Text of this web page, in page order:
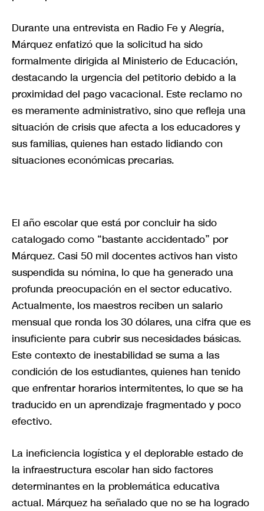
Durante una entrevista en Radio Fe y Alegría,
Márquez enfatizó que la solicitud ha sido
formalmente dirigida al Ministerio de Educación,
destacando la urgencia del petitorio debido a la
proximidad del pago vacacional. Este reclamo no
es meramente administrativo, sino que refleja una
situación de crisis que afecta a los educadores y
sus familias, quienes han estado lidiando con
situaciones económicas precarias.
El año escolar que está por concluir ha sido
catalogado como “bastante accidentado” por
Márquez. Casi 50 mil docentes activos han visto
suspendida su nómina, lo que ha generado una
profunda preocupación en el sector educativo.
Actualmente, los maestros reciben un salario
mensual que ronda los 30 dólares, una cifra que es
insuficiente para cubrir sus necesidades básicas.
Este contexto de inestabilidad se suma a las
condición de los estudiantes, quienes han tenido
que enfrentar horarios intermitentes, lo que se ha
traducido en un aprendizaje fragmentado y poco
efectivo.
La ineficiencia logística y el deplorable estado de
la infraestructura escolar han sido factores
determinantes en la problemática educativa
actual. Márquez ha señalado que no se ha logrado